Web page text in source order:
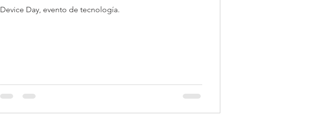
Device Day, evento de tecnología.